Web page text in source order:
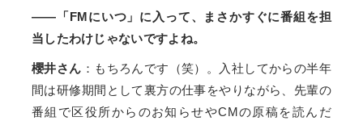
――「FMにいつ」に入って、まさかすぐに番組を担
当したわけじゃないですよね。
櫻井さん ：もちろんです（笑）。入社してからの半年
間は研修期間として裏方の仕事をやりながら、先輩の
番組で区役所からのお知らせやCMの原稿を読んだ